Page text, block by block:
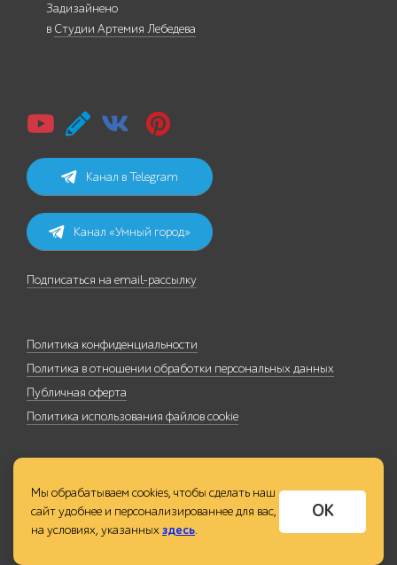
Задизайнено
в Студии Артемия Лебедева
Канал в Telegram
Канал «Умный город»
Подписаться на email-рассылку
Политика конфиденциальности
Политика в отношении обработки персональных данных
Публичная оферта
Политика использования файлов cookie
Мы обрабатываем cookies, чтобы сделать наш
сайт удобнее и персонализированнее для вас,
на условиях, указанныхздесь.
ОК